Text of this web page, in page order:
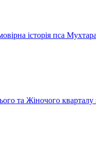
історія пса
та Жіночого